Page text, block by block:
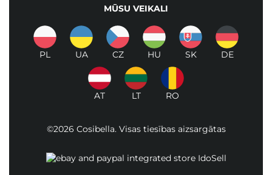
MŪSU VEIKALI
PL UA CZ HU SK DE
AT LT RO
©2026 Cosibella. Visas tiesības aizsargātas